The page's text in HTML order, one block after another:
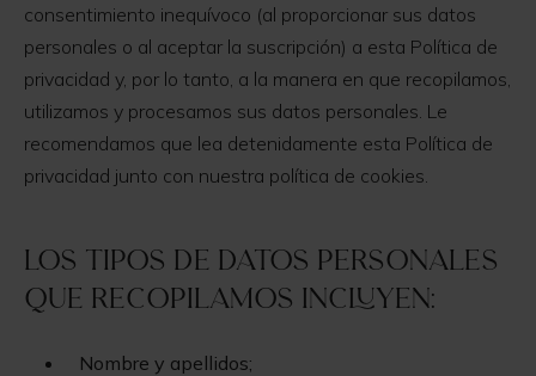
consentimiento inequívoco (al proporcionar sus datos
personales o al aceptar la suscripción) a esta Política de
privacidad y, por lo tanto, a la manera en que recopilamos,
utilizamos y procesamos sus datos personales. Le
recomendamos que lea detenidamente esta Política de
privacidad junto con nuestra política de cookies.
Los tipos de datos personales
que recopilamos incluyen:
Nombre y apellidos;